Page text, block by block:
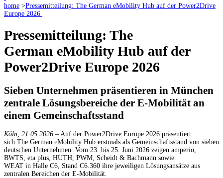
home >Pressemitteilung: The German eMobility Hub auf der Power2Drive
Europe 2026
Pressemitteilung: The
German eMobility Hub auf der
Power2Drive Europe 2026
Sieben Unternehmen präsentieren in München
zentrale Lösungsbereiche der E-Mobilität an
einem Gemeinschaftsstand
Köln, 21.05.2026 – Auf der Power2Drive Europe 2026 präsentiert
sich The German eMobility Hub erstmals als Gemeinschaftsstand von sieben
deutschen Unternehmen. Vom 23. bis 25. Juni 2026 zeigen amperio,
BWTS, eta plus, HUTH, PWM, Scheidt & Bachmann sowie
WEAT in Halle C6, Stand C6.360 ihre jeweiligen Lösungsansätze aus
zentralen Bereichen der E-Mobilität.